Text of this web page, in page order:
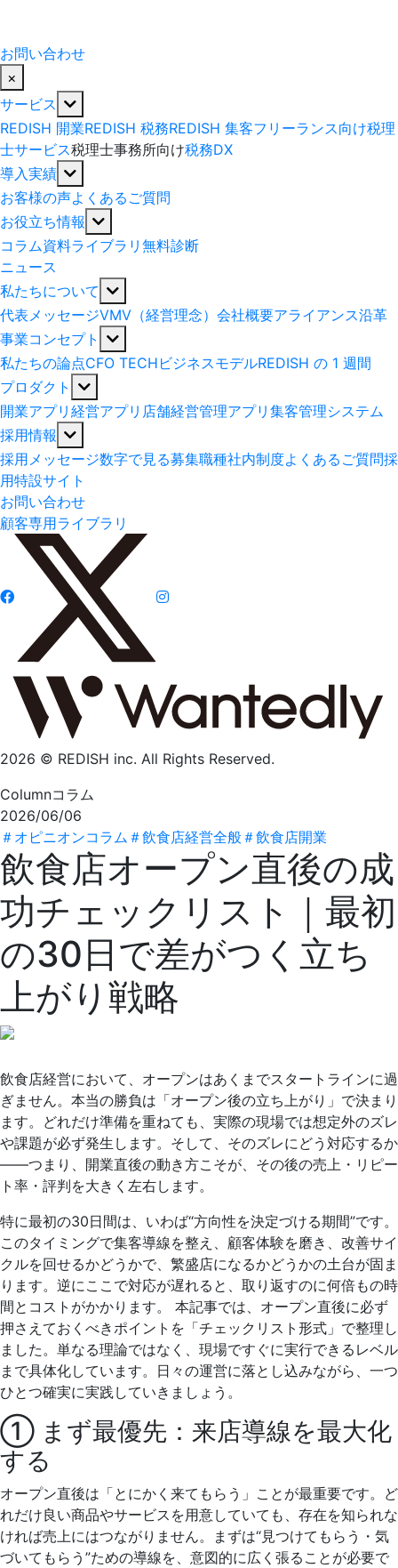
お問い合わせ
×
サービス
REDISH 開業REDISH 税務REDISH 集客フリーランス向け税理
士サービス税理士事務所向け税務DX
導入実績
お客様の声よくあるご質問
お役立ち情報
コラム資料ライブラリ 無料診断
ニュース
私たちについて
代表メッセージVMV（経営理念） 会社概要アライアンス沿革
事業コンセプト
私たちの論点CFO TECH ビジネスモデルREDISH の 1 週間
プロダクト
開業アプリ 経営アプリ 店舗経営管理アプリ 集客管理システム
採用情報
採用メッセージ数字で見る募集職種社内制度よくあるご質問採
用特設サイト
お問い合わせ
顧客専用ライブラリ
2026 © REDISH inc. All Rights Reserved.
Columnコラム
2026/06/06
＃ オピニオンコラム ＃飲食店経営全般＃飲食店開業
飲食店オープン直後の成
功チェックリスト｜最初
の30日で差がつく立ち
上がり戦略
飲食店経営において、オープンはあくまでスタートラインに過
ぎません。本当の勝負は「オープン後の立ち上がり」で決まり
ます。どれだけ準備を重ねても、実際の現場では想定外のズレ
や課題が必ず発生します。そして、そのズレにどう対応するか
――つまり、開業直後の動き方こそが、その後の売上・リピー
ト率・評判を大きく左右します。
特に最初の30日間は、いわば“方向性を決定づける期間”です。
このタイミングで集客導線を整え、顧客体験を磨き、改善サイ
クルを回せるかどうかで、繁盛店になるかどうかの土台が固ま
ります。逆にここで対応が遅れると、取り返すのに何倍もの時
間とコストがかかります。 本記事では、オープン直後に必ず
押さえておくべきポイントを「チェックリスト形式」で整理し
ました。単なる理論ではなく、現場ですぐに実行できるレベル
まで具体化しています。日々の運営に落とし込みながら、一つ
ひとつ確実に実践していきましょう。
① まず最優先：来店導線を最大化
する
オープン直後は「とにかく来てもらう」ことが最重要です。ど
れだけ良い商品やサービスを用意していても、存在を知られな
ければ売上にはつながりません。まずは“見つけてもらう・気
づいてもらう”ための導線を、意図的に広く張ることが必要で